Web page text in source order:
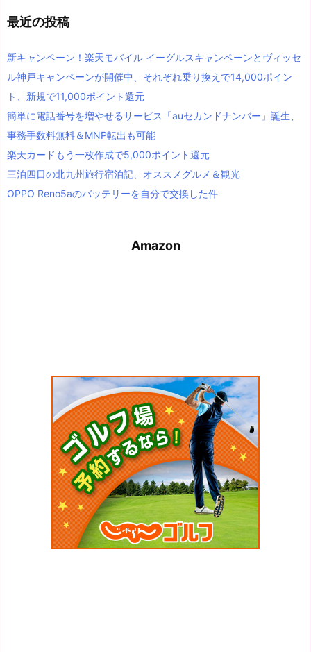
最近の投稿
新キャンペーン！楽天モバイル イーグルスキャンペーンとヴィッセ
ル神戸キャンペーンが開催中、それぞれ乗り換えで14,000ポイン
ト、新規で11,000ポイント還元
簡単に電話番号を増やせるサービス「auセカンドナンバー」誕生、
事務手数料無料＆MNP転出も可能
楽天カードもう一枚作成で5,000ポイント還元
三泊四日の北九州旅行宿泊記、オススメグルメ＆観光
OPPO Reno5aのバッテリーを自分で交換した件
Amazon